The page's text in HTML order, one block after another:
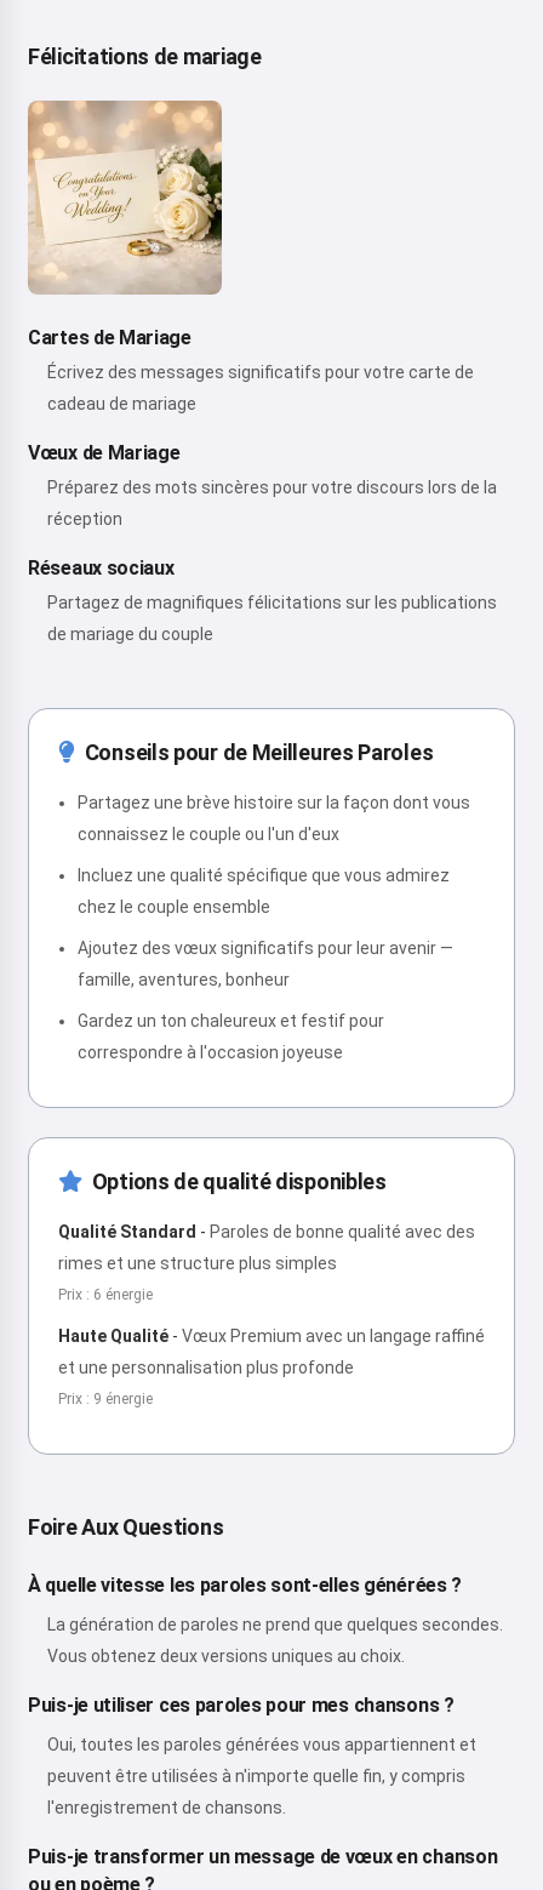
Félicitations de mariage
Cartes de Mariage
Écrivez des messages significatifs pour votre carte de
cadeau de mariage
Vœux de Mariage
Préparez des mots sincères pour votre discours lors de la
réception
Réseaux sociaux
Partagez de magnifiques félicitations sur les publications
de mariage du couple
Conseils pour de Meilleures Paroles
Partagez une brève histoire sur la façon dont vous
connaissez le couple ou l'un d'eux
Incluez une qualité spécifique que vous admirez
chez le couple ensemble
Ajoutez des vœux significatifs pour leur avenir —
famille, aventures, bonheur
Gardez un ton chaleureux et festif pour
correspondre à l'occasion joyeuse
Options de qualité disponibles
Qualité Standard - Paroles de bonne qualité avec des
rimes et une structure plus simples
Prix : 6 énergie
Haute Qualité - Vœux Premium avec un langage raffiné
et une personnalisation plus profonde
Prix : 9 énergie
Foire Aux Questions
À quelle vitesse les paroles sont-elles générées ?
La génération de paroles ne prend que quelques secondes.
Vous obtenez deux versions uniques au choix.
Puis-je utiliser ces paroles pour mes chansons ?
Oui, toutes les paroles générées vous appartiennent et
peuvent être utilisées à n'importe quelle fin, y compris
l'enregistrement de chansons.
Puis-je transformer un message de vœux en chanson
ou en poème ?